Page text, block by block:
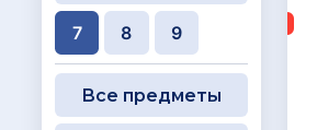
7 8 9
Все предметы